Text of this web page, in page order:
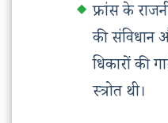
फ्रांस के
की संविधान
धिकारों की
स्त्रोत थी।